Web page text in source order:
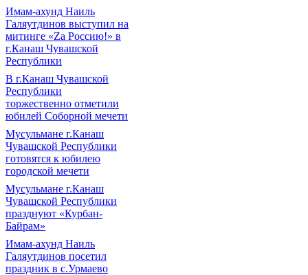
Имам-ахунд Наиль
Галяутдинов выступил на
митинге «Zа Россию!» в
г.Канаш Чувашской
Республики
В г.Канаш Чувашской
Республики
торжественно отметили
юбилей Соборной мечети
Мусульмане г.Канаш
Чувашской Республики
готовятся к юбилею
городской мечети
Мусульмане г.Канаш
Чувашской Республики
празднуют «Курбан-
Байрам»
Имам-ахунд Наиль
Галяутдинов посетил
праздник в с.Урмаево